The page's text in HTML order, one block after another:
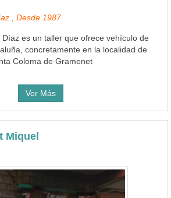
, Desde 1987
Díaz es un taller que ofrece vehículo de
concretamente en la localidad de
Coloma de Gramenet
Ver Más
Miquel